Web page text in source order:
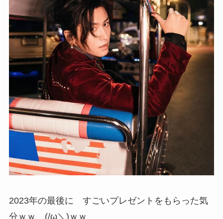
2023年の最後に すごいプレゼントをもらった気
分ｗｗ (/ω＼)ｗｗ